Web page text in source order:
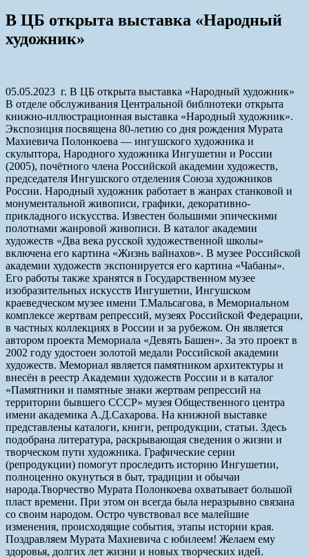
В ЦБ открыта выставка «Народный
художник»
05.05.2023 г. В ЦБ открыта выставка «Народный художник»
В отделе обслуживания Центральной библиотеки открыта
книжно-иллюстрационная выставка «Народный художник».
Экспозиция посвящена 80-летию со дня рождения Мурата
Махиевича Полонкоева — ингушского художника и
скульптора, Народного художника Ингушетии и России
(2005), почётного члена Российской академии художеств,
председателя Ингушского отделения Союза художников
России. Народный художник работает в жанрах станковой и
монументальной живописи, графики, декоративно-
прикладного искусства. Известен большими эпическими
полотнами жанровой живописи. В каталог академии
художеств «Два века русской художественной школы»
включена его картина «Жизнь вайнахов». В музее Российской
академии художеств экспонируется его картина «Чабаны».
Его работы также хранятся в Государственном музее
изобразительных искусств Ингушетии, Ингушском
краеведческом музее имени Т.Мальсагова, в Мемориальном
комплексе жертвам репрессий, музеях Российской Федерации,
в частных коллекциях в России и за рубежом. Он является
автором проекта Мемориала «Девять Башен». За это проект в
2002 году удостоен золотой медали Российской академии
художеств. Мемориал является памятником архитектуры и
внесён в реестр Академии художеств России и в каталог
«Памятники и памятные знаки жертвам репрессий на
территории бывшего СССР» музея Общественного центра
имени академика А.Д.Сахарова. На книжной выставке
представлены каталоги, книги, репродукции, статьи. Здесь
подобрана литература, раскрывающая сведения о жизни и
творческом пути художника. Графические серии
(репродукции) помогут проследить историю Ингушетии,
полноценно окунуться в быт, традиции и обычаи
народа.Творчество Мурата Полонкоева охватывает большой
пласт времени. При этом он всегда была неразрывно связана
со своим народом. Остро чувствовал все малейшие
изменения, происходящие события, этапы истории края.
Поздравляем Мурата Махиевича с юбилеем! Желаем ему
здоровья, долгих лет жизни и новых творческих идей.